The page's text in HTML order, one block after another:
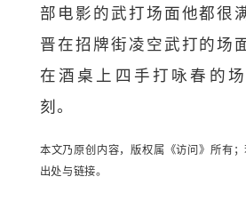
部电影的武打场面他都很
晋在招牌街凌空武打的场
在酒桌上四手打咏春的
刻。
本文乃原创内容，版权属《访问》所有
出处与链接。